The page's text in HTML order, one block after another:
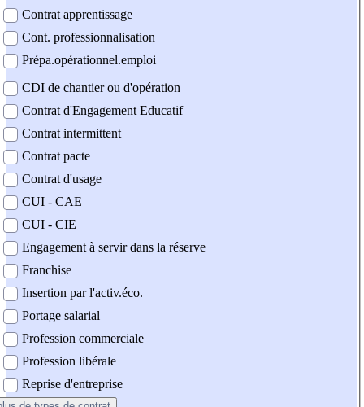
Contrat apprentissage
Cont. professionnalisation
Prépa.opérationnel.emploi
CDI de chantier ou d'opération
Contrat d'Engagement Educatif
Contrat intermittent
Contrat pacte
Contrat d'usage
CUI - CAE
CUI - CIE
Engagement à servir dans la réserve
Franchise
Insertion par l'activ.éco.
Portage salarial
Profession commerciale
Profession libérale
Reprise d'entreprise